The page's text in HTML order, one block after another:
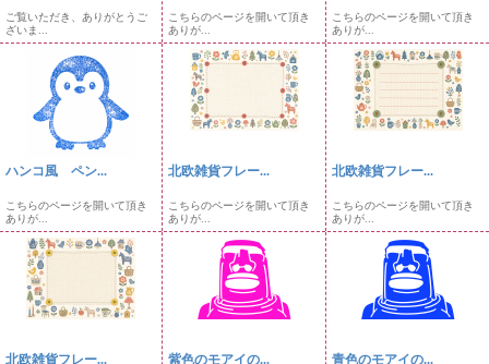
ご覧いただき、ありがとうご
ざいま...
こちらのページを開いて頂き
ありが...
こちらのページを開いて頂き
ありが...
ハンコ風 ペン...
こちらのページを開いて頂き
ありが...
北欧雑貨フレー...
こちらのページを開いて頂き
ありが...
北欧雑貨フレー...
こちらのページを開いて頂き
ありが...
北欧雑貨フレー... 紫色のモアイの... 青色のモアイの...